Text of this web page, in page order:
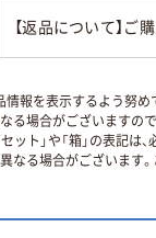
【返品について】ご
報を表示するよう努め
る場合がございますの
ット」や「箱」の表記
なる場合がございます